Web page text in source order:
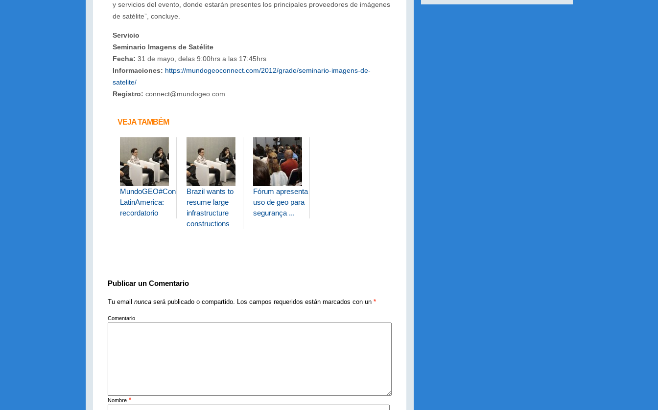
y servicios del evento, donde estarán presentes los principales proveedores de imágenes
de satélite”, concluye.
Servicio
Seminario Imagens de Satélite
Fecha: 31 de mayo, delas 9:00hrs a las 17:45hrs
Informaciones: https://mundogeoconnect.com/2012/grade/seminario-imagens-de-
satelite/
Registro: connect@mundogeo.com
VEJA TAMBÉM
MundoGEO#Connect
LatinAmerica:
recordatorio
Brazil wants to
resume large
infrastructure
constructions
Fórum apresenta
uso de geo para
segurança ...
Publicar un Comentario
Tu email nuncaserá publicado o compartido. Los campos requeridos están marcados con un *
Comentario
Nombre *